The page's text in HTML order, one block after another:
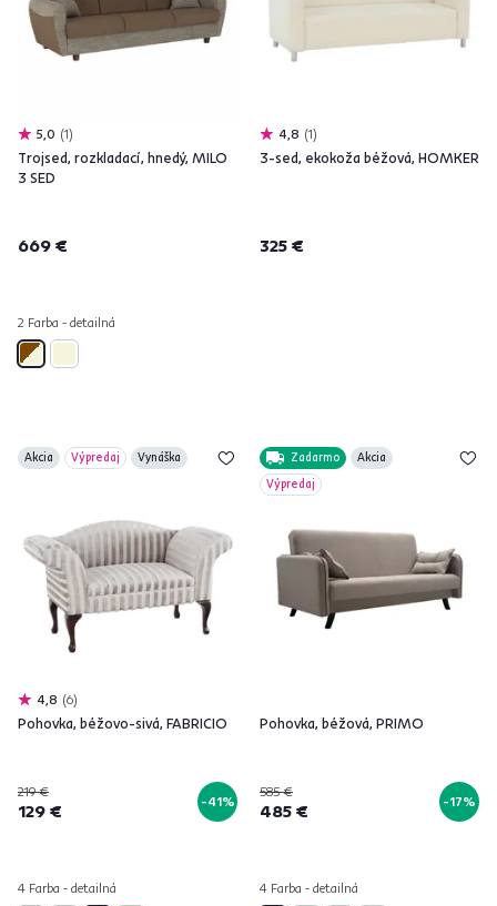
5,0 1
Trojsed, rozkladací, hnedý, MILO
3 SED
669 €
2 Farba - detailná
4,8 1
3-sed, ekokoža béžová, HOMKER
325 €
Akcia Výpredaj Vynáška
4,8 6
Pohovka, béžovo-sivá, FABRICIO
219 €
129 € -41%
4 Farba - detailná
Zadarmo
Akcia
Výpredaj
Pohovka, béžová, PRIMO
585 €
485 € -17%
4 Farba - detailná